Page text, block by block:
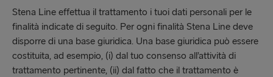
Stena Line effettua il trattamento i tuoi dati personali per le
finalità indicate di seguito. Per ogni finalità Stena Line deve
disporre di una base giuridica. Una base giuridica può essere
costituita, ad esempio, (i) dal tuo consenso all’attività di
trattamento pertinente, (ii) dal fatto che il trattamento è